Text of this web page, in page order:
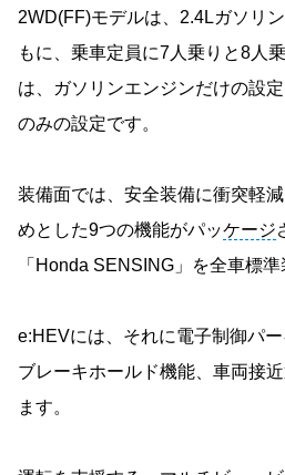
2WD(FF)モデルは、2.4Lガソリ
もに、乗車定員に7人乗りと8人
は、ガソリンエンジンだけの設
のみの設定です。
装備面では、安全装備に衝突軽
めとした9つの機能がパッケージ
「Honda SENSING」を全車標準
e:HEVには、それに電子制御パ
ブレーキホールド機能、車両接
ます。